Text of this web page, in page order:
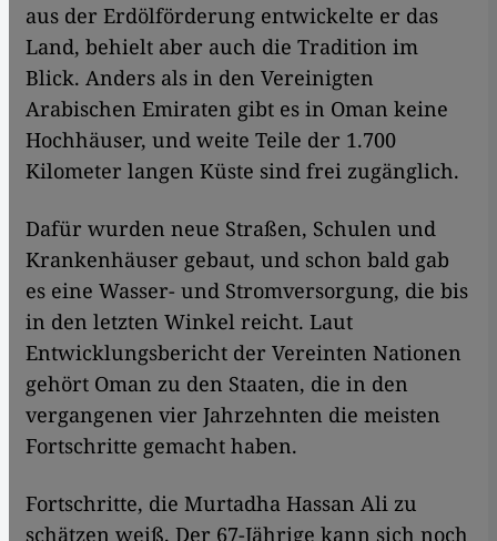
aus der Erdölförderung entwickelte er das
Land, behielt aber auch die Tradition im
Blick. Anders als in den Vereinigten
Arabischen Emiraten gibt es in Oman keine
Hochhäuser, und weite Teile der 1.700
Kilometer langen Küste sind frei zugänglich.
Dafür wurden neue Straßen, Schulen und
Krankenhäuser gebaut, und schon bald gab
es eine Wasser- und Stromversorgung, die bis
in den letzten Winkel reicht. Laut
Entwicklungsbericht der Vereinten Nationen
gehört Oman zu den Staaten, die in den
vergangenen vier Jahrzehnten die meisten
Fortschritte gemacht haben.
Fortschritte, die Murtadha Hassan Ali zu
schätzen weiß. Der 67-Jährige kann sich noch